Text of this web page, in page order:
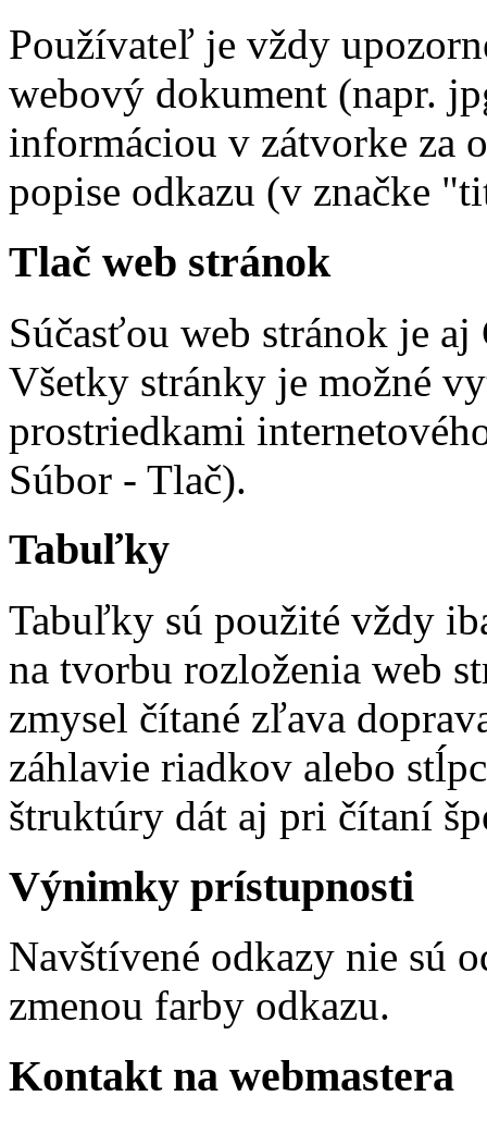
Používateľ je vždy
webový dokument (napr.
informáciou v zátvorke za
popise odkazu (v značke
Tlač web stránok
Súčasťou web stránok je
Všetky stránky je možné
prostriedkami
Súbor - Tlač).
Tabuľky
Tabuľky sú použité vždy
na tvorbu rozloženia web
zmysel čítané zľava
záhlavie riadkov alebo
štruktúry dát aj pri čítaní
Výnimky prístupnosti
Navštívené odkazy nie sú
zmenou farby odkazu.
Kontakt na webmastera